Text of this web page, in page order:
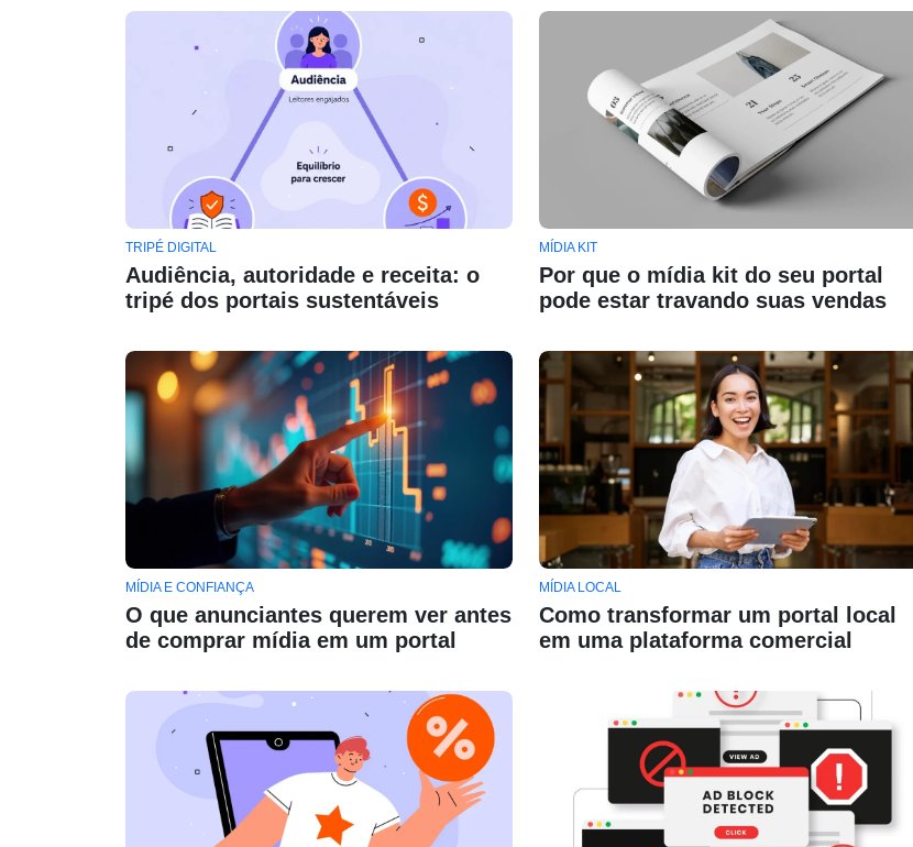
TRIPÉ DIGITAL
Audiência, autoridade e receita: o
tripé dos portais sustentáveis
MÍDIA KIT
Por que o mídia kit do seu portal
pode estar travando suas vendas
MÍDIA E CONFIANÇA
O que anunciantes querem ver antes
de comprar mídia em um portal
MÍDIA LOCAL
Como transformar um portal local
em uma plataforma comercial